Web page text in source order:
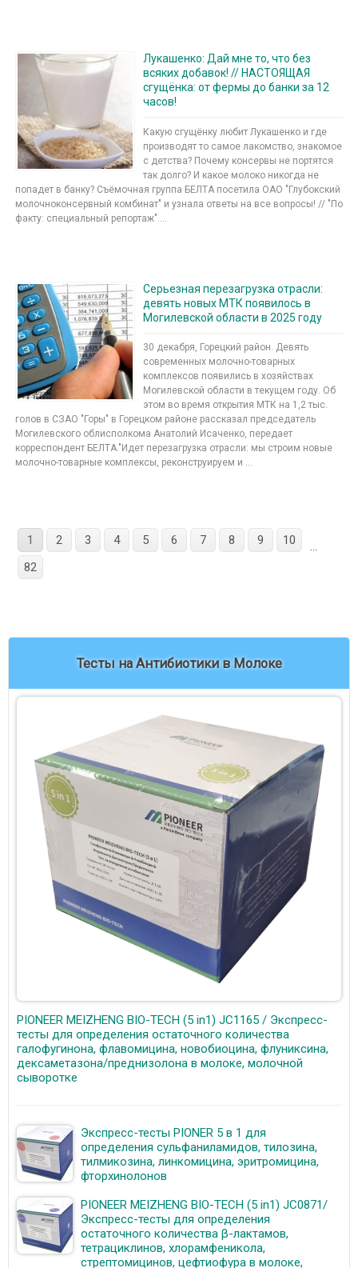
Лукашенко: Дай мне то, что без
всяких добавок! // НАСТОЯЩАЯ
сгущёнка: от фермы до банки за 12
часов!
Какую сгущёнку любит Лукашенко и где
производят то самое лакомство, знакомое
с детства? Почему консервы не портятся
так долго? И какое молоко никогда не
попадет в банку? Съёмочная группа БЕЛТА посетила ОАО "Глубокский
молочноконсервный комбинат" и узнала ответы на все вопросы! // "По
факту: специальный репортаж"....
Серьезная перезагрузка отрасли:
девять новых МТК появилось в
Могилевской области в 2025 году
30 декабря, Горецкий район. Девять
современных молочно-товарных
комплексов появились в хозяйствах
Могилевской области в текущем году. Об
этом во время открытия МТК на 1,2 тыс.
голов в СЗАО "Горы" в Горецком районе рассказал председатель
Могилевского облисполкома Анатолий Исаченко, передает
корреспондент БЕЛТА."Идет перезагрузка отрасли: мы строим новые
молочно-товарные комплексы, реконструируем и ...
1 2 3 4 5 6 7 8 9 10
...
82
Тесты на Антибиотики в Молоке
PIONEER MEIZHENG BIO-TECH (5 in1) JC1165 / Экспресс-
тесты для определения остаточного количества
галофугинона, флавомицина, новобиоцина, флуниксина,
дексаметазона/преднизолона в молоке, молочной
сыворотке
Экспресс-тесты PIONER 5 в 1 для
определения сульфаниламидов, тилозина,
тилмикозина, линкомицина, эритромицина,
фторхинолонов
PIONEER MEIZHENG BIO-TECH (5 in1) JC0871/
Экспресс-тесты для определения
остаточного количества β-лактамов,
тетрациклинов, хлорамфеникола,
стрептомицинов, цефтиофура в молоке,